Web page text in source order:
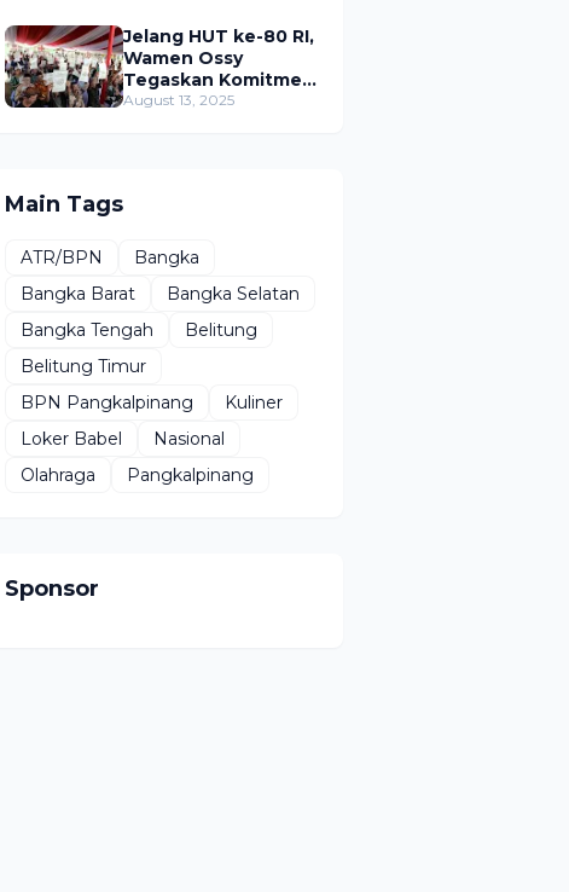
di 2024 Berjalan
Lancar
Jelang HUT ke-80 RI,
Wamen Ossy
Tegaskan Komitmen
Presiden Prabowo
August 13, 2025
Main Tags
ATR/BPN
Bangka
Bangka Barat
Bangka Selatan
Bangka Tengah
Belitung
Belitung Timur
BPN Pangkalpinang
Kuliner
Loker Babel
Nasional
Olahraga
Pangkalpinang
Sponsor